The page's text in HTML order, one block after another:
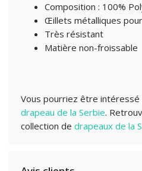
Composition : 100%
Œillets métalliques
Très résistant
Matière non-froissable
Vous pourriez être intéressé
drapeau de la Serbie.
collection de drapeaux de la